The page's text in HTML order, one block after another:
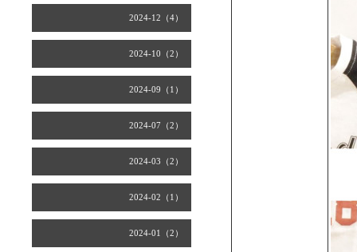
2024-12（4）
2024-10（2）
2024-09（1）
2024-07（2）
2024-03（2）
2024-02（1）
2024-01（2）